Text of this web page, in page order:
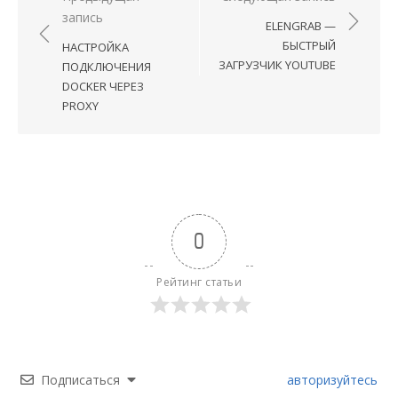
по
записям
запись
НАСТРОЙКА
ПОДКЛЮЧЕНИЯ
DOCKER ЧЕРЕЗ
PROXY
ELENGRAB —
БЫСТРЫЙ
ЗАГРУЗЧИК YOUTUBE
0
Рейтинг статьи
Подписаться авторизуйтесь